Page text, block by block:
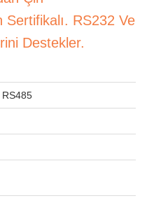
Sertifikalı. RS232 Ve
Destekler.